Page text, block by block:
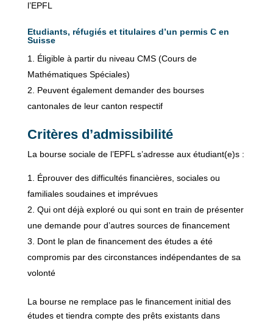
l’EPFL
Etudiants, réfugiés et titulaires d’un permis C en
Suisse
Éligible à partir du niveau CMS (Cours de
Mathématiques Spéciales)
Peuvent également demander des bourses
cantonales de leur canton respectif
Critères d’admissibilité
La bourse sociale de l’EPFL s’adresse aux étudiant(e)s :
Éprouver des difficultés financières, sociales ou
familiales soudaines et imprévues
Qui ont déjà exploré ou qui sont en train de présenter
une demande pour d’autres sources de financement
Dont le plan de financement des études a été
compromis par des circonstances indépendantes de sa
volonté
La bourse ne remplace pas le financement initial des
études et tiendra compte des prêts existants dans